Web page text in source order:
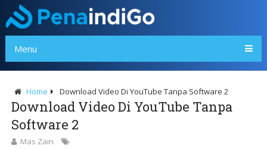
Menu
Home Download Video Di YouTube Tanpa Software 2
Download Video Di YouTube Tanpa
Software 2
Mas Zain